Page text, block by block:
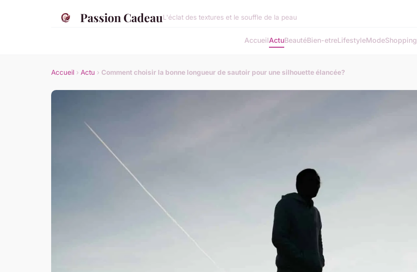
Passion CadeauL'éclat des textures et le souffle de la peau
AccueilActuBeautéBien-etreLifestyleModeShopping
Accueil › Actu › Comment choisir la bonne longueur de sautoir pour une silhouette élancée?